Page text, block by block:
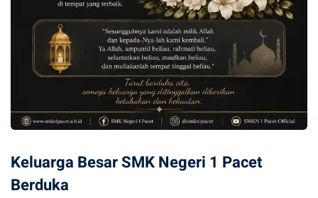
Keluarga Besar SMK Negeri 1 Pacet
Berduka